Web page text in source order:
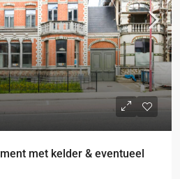
met kelder & eventueel